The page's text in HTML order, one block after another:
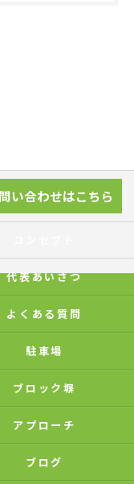
い合わせはこちら
代表あいさつ
よくある質問
駐車場
ブロック塀
アプローチ
ブログ